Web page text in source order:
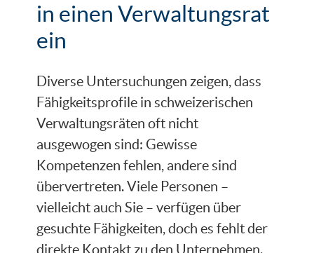
in einen Verwaltungsrat
ein
Diverse Untersuchungen zeigen, dass
Fähigkeitsprofile in schweizerischen
Verwaltungsräten oft nicht
ausgewogen sind: Gewisse
Kompetenzen fehlen, andere sind
übervertreten. Viele Personen –
vielleicht auch Sie – verfügen über
gesuchte Fähigkeiten, doch es fehlt der
direkte Kontakt zu den Unternehmen.